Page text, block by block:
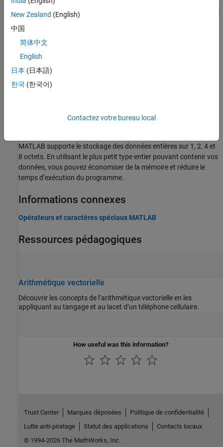
tailles de dimension des entrées sont les mêmes ou si l’une d’entre
Operator Precedence
Precedence rules determine the order in which MATLAB evaluates
an expression.
Floating-Point Numbers
MATLAB supporte le stockage des données entières sur 1, 2, 4 et
8 octets. En utilisant le plus petit type entier pouvant contenir vos
données, vous pouvez économiser de la mémoire et réduire le
temps d’exécution du programme.
Informations connexes
Opérateurs et caractères spéciaux MATLAB
Ressources pédagogiques
Arithmétique vectorielle
Découvrir les concepts de l’arithmétique vectorielle en les
appliquant au tangage et au lacet d’un téléphone cellulaire.
How useful was this information?
New Zealand (English)
中国
简体中文
English
日本 (日本語)
한국 (한국어)
Contactez votre bureau local
Trust Center Marques déposées
Politique de confidentialité
Lutte anti-piratage
Statut des applications
Contacts locaux
© 1994-2026 The MathWorks, Inc.